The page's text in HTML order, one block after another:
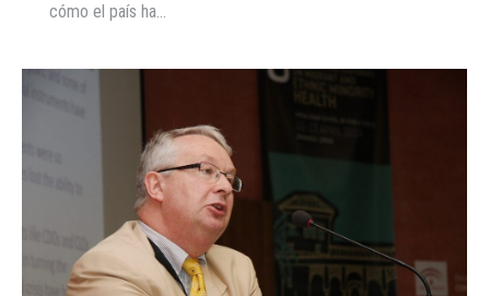
cómo el país ha…